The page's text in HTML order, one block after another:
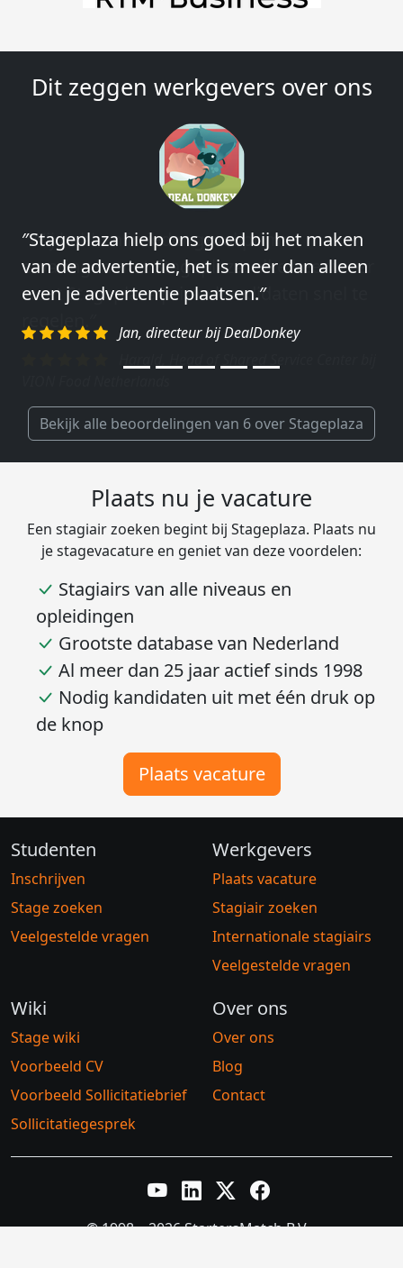
Dit zeggen werkgevers over ons
″Wij hebben in ieder geval prima
ervaringen met Stageplaza: elke keer weer
weet Stageplaza prima kandidaten snel te
regelen.″
Bekijk alle beoordelingen van 6 over Stageplaza
Plaats nu je vacature
Een stagiair zoeken begint bij Stageplaza. Plaats nu
je stagevacature en geniet van deze voordelen:
Stagiairs van alle niveaus en
opleidingen
Grootste database van Nederland
Al meer dan 25 jaar actief sinds 1998
Nodig kandidaten uit met één druk op
de knop
Plaats vacature
Studenten
Inschrijven
Stage zoeken
Veelgestelde vragen
Werkgevers
Plaats vacature
Stagiair zoeken
Internationale stagiairs
Veelgestelde vragen
Wiki
Stage wiki
Voorbeeld CV
Voorbeeld Sollicitatiebrief
Sollicitatiegesprek
Over ons
Over ons
Blog
Contact
YouTubeLinkedInTwitter XFacebook
© 1998 – 2026 StartersMatch B.V.